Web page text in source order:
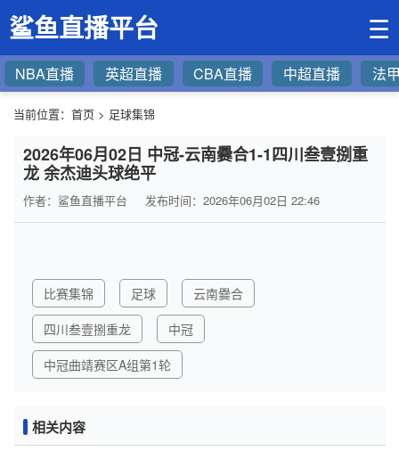
鲨鱼直播平台 ☰
NBA直播 英超直播 CBA直播 中超直播 法
当前位置： 首页 > 足球集锦
2026年06月02日 中冠-云南爨合1-1四川叁壹捌重
龙 余杰迪头球绝平
作者：鲨鱼直播平台 发布时间：2026年06月02日 22:46
比赛集锦 足球
云南爨合
四川叁壹捌重龙
中冠
中冠曲靖赛区A组第1轮
相关内容